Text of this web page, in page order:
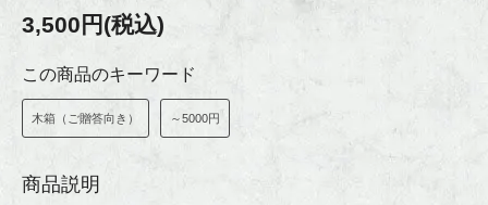
3,500円(税込)
この商品のキーワード
木箱（ご贈答向き） ～5000円
商品説明